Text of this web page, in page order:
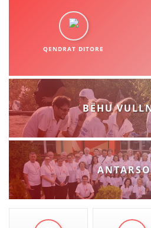
ANËTARËSIMI NË
STATUTI I KRYQIT
ORGANIZIMI DHE
BORDI
KUVENDI
STRUKTURA DHE
QENDRAT DITORE
BËHU